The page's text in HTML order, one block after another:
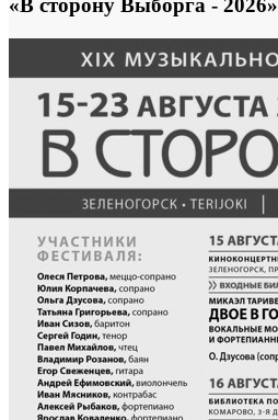
«В сторону Выборга - 2026»